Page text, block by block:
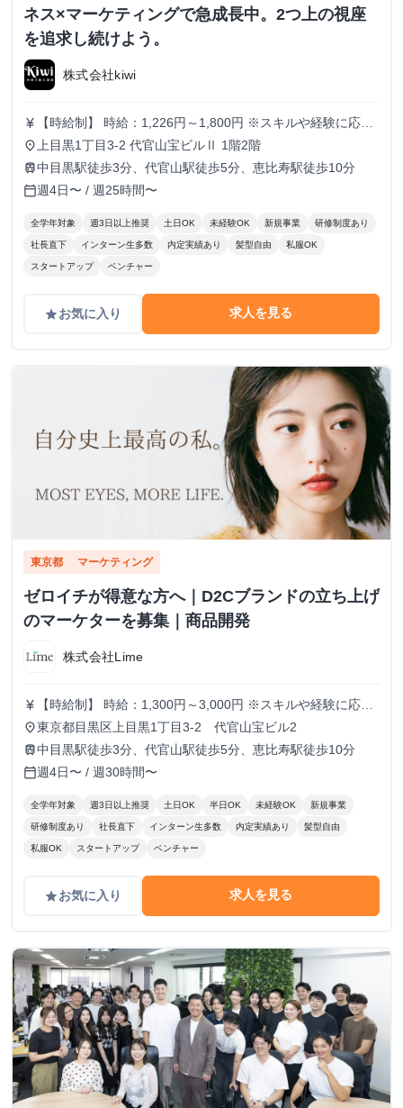
ネス×マーケティングで急成長中。2つ上の視座
を追求し続けよう。
株式会社kiwi
currency_yen
【時給制】 時給：1,226円～1,800円 ※スキルや経験に応じ
て昇給します。 ※部署によってはインセンティブ制度あり
【月給制】 尚、フルコミットできる方は月給制もご用意し
ております。 月給: 230,000円〜 ※毎月行う評価面談により
毎月昇給の可能性あり ※年間の昇給平均額80,000円 <モデ
ル月収> 260,000円 /入社6ヶ月 330,000円 /入社1年
place 上目黒1丁目3-2 代官山宝ビルⅡ 1階2階
train中目黒駅徒歩3分、代官山駅徒歩5分、恵比寿駅徒歩10分
calendar_today週4日〜 / 週25時間〜
全学年対象 週3日以上推奨 土日OK 未経験OK 新規事業 研修制度あり
社長直下 インターン生多数 内定実績あり 髪型自由 私服OK
スタートアップ ベンチャー
gradeお気に入り 求人を見る
東京都 マーケティング
ゼロイチが得意な方へ｜D2Cブランドの立ち上げ
のマーケターを募集｜商品開発
株式会社Lime
currency_yen
【時給制】 時給：1,300円～3,000円 ※スキルや経験に応じ
て昇給します。 【月給制】 尚、フルコミットできる方は月
給制もご用意しております。 月給: 230,000円〜 ※毎月行う
評価面談により毎月昇給の可能性あり ※年間の昇給平均額
80,000円
place東京都目黒区上目黒1丁目3-2 代官山宝ビル2
train中目黒駅徒歩3分、代官山駅徒歩5分、恵比寿駅徒歩10分
calendar_today週4日〜 / 週30時間〜
全学年対象 週3日以上推奨 土日OK 半日OK 未経験OK 新規事業
研修制度あり 社長直下 インターン生多数 内定実績あり 髪型自由
私服OK スタートアップ ベンチャー
gradeお気に入り 求人を見る